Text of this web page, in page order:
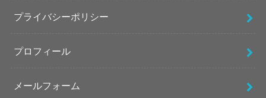
プライバシーポリシー
プロフィール
メールフォーム